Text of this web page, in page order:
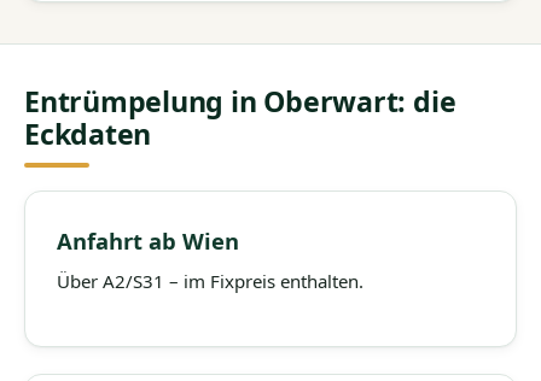
Entrümpelung in Oberwart: die
Eckdaten
Anfahrt ab Wien
Über A2/S31 – im Fixpreis enthalten.